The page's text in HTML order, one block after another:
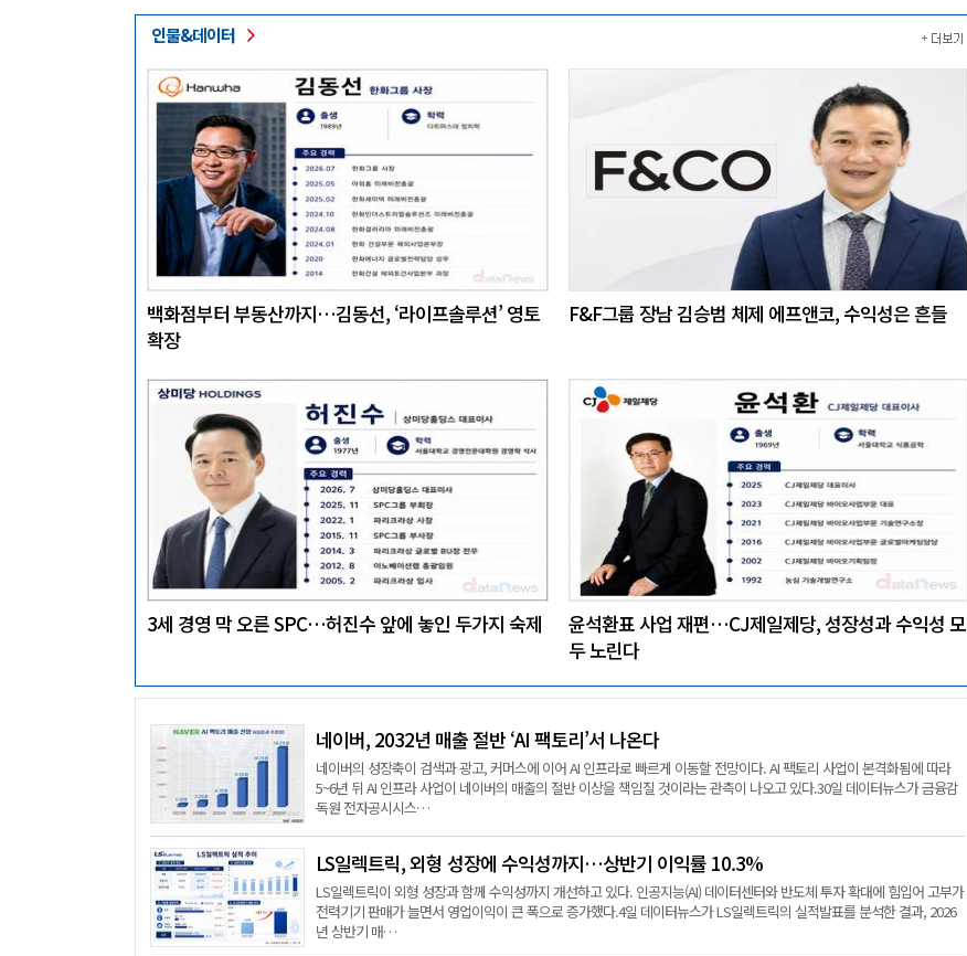
인물&데이터
백화점부터 부동산까지…김동선, ‘라이프솔루션’ 영토
확장
F&F그룹 장남 김승범 체제 에프앤코, 수익성은 흔들
3세 경영 막 오른 SPC…허진수 앞에 놓인 두가지 숙제
윤석환표 사업 재편…CJ제일제당, 성장성과 수익성 모
두 노린다
네이버, 2032년 매출 절반 ‘AI 팩토리’서 나온다
네이버의 성장축이 검색과 광고, 커머스에 이어 AI 인프라로 빠르게 이동할 전망이다. AI 팩토리 사업이 본격화됨에 따라
5~6년 뒤 AI 인프라 사업이 네이버의 매출의 절반 이상을 책임질 것이라는 관측이 나오고 있다.30일 데이터뉴스가 금융감
독원 전자공시시스…
LS일렉트릭, 외형 성장에 수익성까지…상반기 이익률 10.3%
LS일렉트릭이 외형 성장과 함께 수익성까지 개선하고 있다. 인공지능(AI) 데이터센터와 반도체 투자 확대에 힘입어 고부가
전력기기 판매가 늘면서 영업이익이 큰 폭으로 증가했다.4일 데이터뉴스가 LS일렉트릭의 실적발표를 분석한 결과, 2026
년 상반기 매…